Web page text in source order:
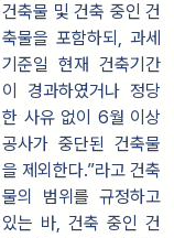
건축물 및 건축 중인 건
축물을 포함하되, 과세
기준일 현재 건축기간
이 경과하였거나 정당
한 사유 없이 6월 이상
공사가 중단된 건축물
을 제외한다.”라고 건축
물의 범위를 규정하고
있는 바, 건축 중인 건